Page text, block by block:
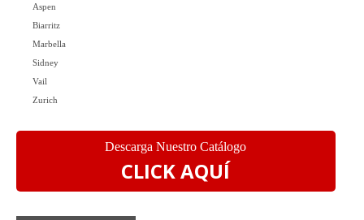
Aspen
Biarritz
Marbella
Sidney
Vail
Zurich
Descarga Nuestro Catálogo
CLICK AQUÍ